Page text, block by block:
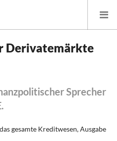
Derivatemärkte
Sprecher
gesamte Kreditwesen, Ausgabe